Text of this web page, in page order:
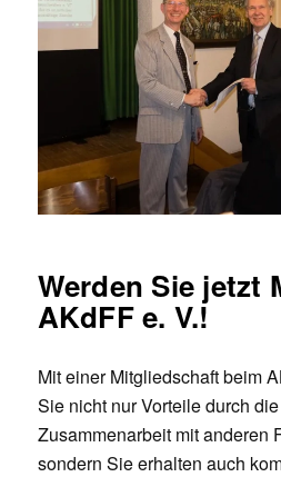
Werden Sie jetzt
AKdFF e. V.!
Mit einer Mitgliedschaft beim
Sie nicht nur Vorteile durch
Zusammenarbeit mit anderen
sondern Sie erhalten auch